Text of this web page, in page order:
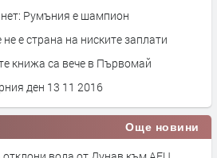
Румъния е шампион
е страна на ниските заплати
книжа са вече в Първомай
ден 13 11 2016
Още новини